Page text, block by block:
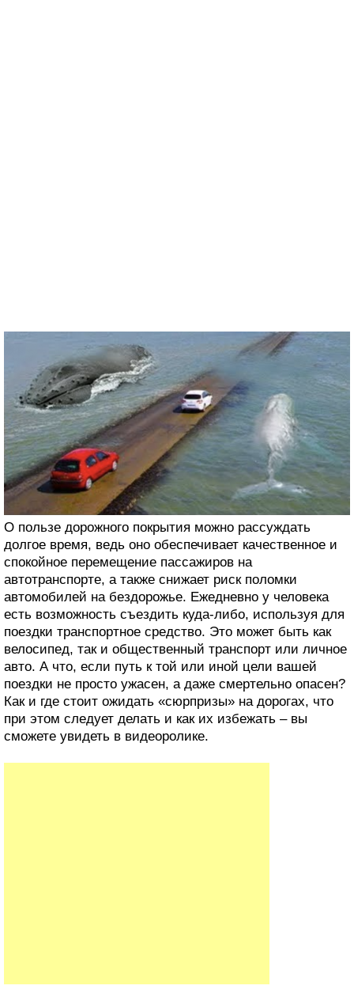
О пользе дорожного покрытия можно рассуждать
долгое время, ведь оно обеспечивает качественное и
спокойное перемещение пассажиров на
автотранспорте, а также снижает риск поломки
автомобилей на бездорожье. Ежедневно у человека
есть возможность съездить куда-либо, используя для
поездки транспортное средство. Это может быть как
велосипед, так и общественный транспорт или личное
авто. А что, если путь к той или иной цели вашей
поездки не просто ужасен, а даже смертельно опасен?
Как и где стоит ожидать «сюрпризы» на дорогах, что
при этом следует делать и как их избежать – вы
сможете увидеть в видеоролике.